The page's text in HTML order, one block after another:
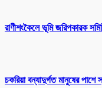
রাণীশংকৈলে ভূমি জরিপকারক
চকরিয়া বন্যাদুর্গত মানুষের